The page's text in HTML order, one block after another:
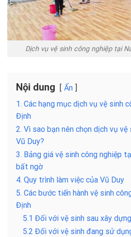
Dịch vụ vệ sinh công nghiệp tại
Nội dung
Ẩn
1. Các hạng mục dịch vụ vệ sinh
Định
2. Vì sao bạn nên chọn dịch vụ
Vũ Duy?
3. Bảng giá vệ sinh công nghiệp
bất ngờ
4. Quy trình làm việc của Vũ Duy
5. Các bước tiến hành vệ sinh
Định
5.1 Đối với vệ sinh sau xây dựng
5.2 Đối với vệ sinh đang sử